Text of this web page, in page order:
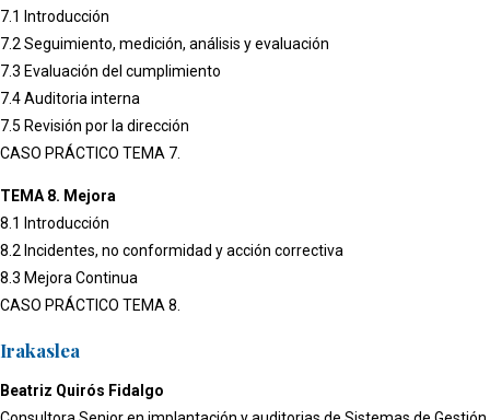
7.1 Introducción
7.2 Seguimiento, medición, análisis y evaluación
7.3 Evaluación del cumplimiento
7.4 Auditoria interna
7.5 Revisión por la dirección
CASO PRÁCTICO TEMA 7.
TEMA 8. Mejora
8.1 Introducción
8.2 Incidentes, no conformidad y acción correctiva
8.3 Mejora Continua
CASO PRÁCTICO TEMA 8.
Irakaslea
Beatriz Quirós Fidalgo